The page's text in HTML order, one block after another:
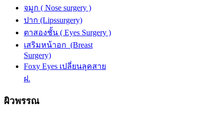
จมูก ( Nose surgery )
ปาก (Lipssurgery)
ตาสองชั้น ( Eyes Surgery )
เสริมหน้าอก (Breast
Surgery)
Foxy Eyes เปลี่ยนลุคสาย
ฝ.
ผิวพรรณ